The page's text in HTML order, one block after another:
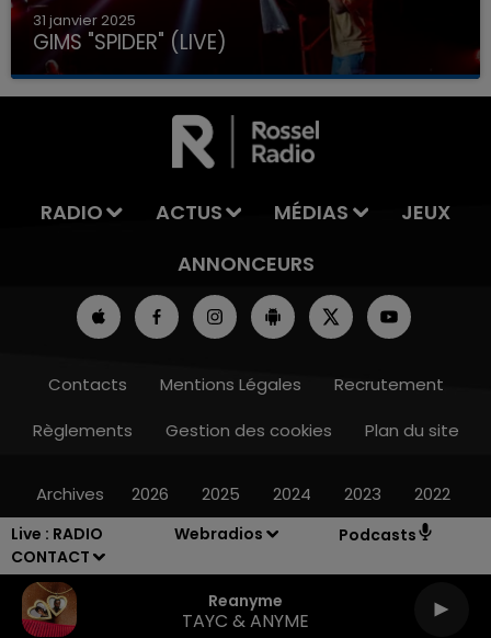
Live : RADIO
CONTACT
Webradios Podcasts
Reanyme
TAYC & ANYME
31 janvier 2025
GIMS "SPIDER" (LIVE)
RADIO ACTUS MÉDIAS
JEUX
ANNONCEURS
Contacts Mentions Légales
Recrutement
Règlements
Gestion des cookies Plan du site
Archives 2026 2025 2024 2023 2022